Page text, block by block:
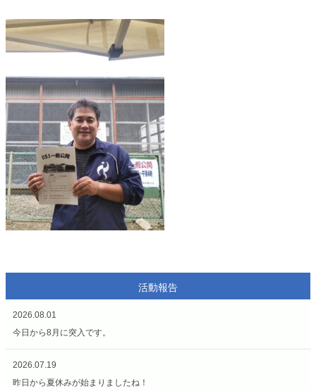
活動報告
2026.08.01
今日から8月に突入です。
2026.07.19
昨日から夏休みが始まりましたね！